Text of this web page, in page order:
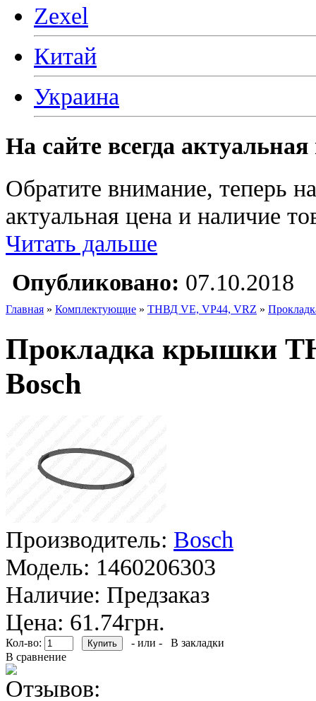
Zexel
Китай
Украина
На сайте всегда
Обратите внимание, теперь
актуальная цена и наличие
Читать дальше
Опубликовано: 07.10.2018
Главная » Комплектующие » ТНВД VE, VP44, VRZ »
Прокладка крышки
Bosch
Производитель: Bosch
Модель: 1460206303
Наличие: Предзаказ
Цена: 61.74грн.
Кол-во: - или -
В закладки
В сравнение